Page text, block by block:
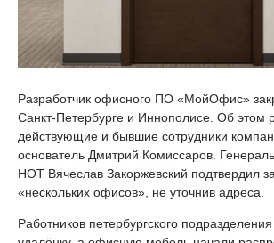
Разработчик офисного ПО «МойОфис»
Санкт-Петербурге и Иннополисе. Об этом
действующие и бывшие сотрудники
основатель Дмитрий Комиссаров.
НОТ Вячеслав Закоржевский подтвердил
«нескольких офисов», не уточнив адреса.
Работников петербургского